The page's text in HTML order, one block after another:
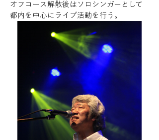
オフコース解散後はソロシンガーとして
都内を中心にライブ活動を行う。